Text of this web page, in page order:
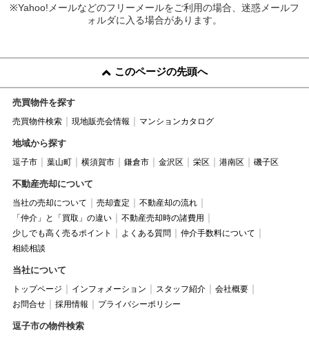
※Yahoo!メールなどのフリーメールをご利用の場合、迷惑メールフ
ォルダに入る場合があります。
このページの先頭へ
売買物件を探す
売買物件検索 現地販売会情報 マンションカタログ
地域から探す
逗子市 葉山町 横須賀市 鎌倉市 金沢区 栄区 港南区 磯子区
不動産売却について
当社の売却について 売却査定
不動産却の流れ
「仲介」と「買取」の違い
不動産売却時の諸費用
少しでも高く売るポイント
よくある質問
仲介手数料について
相続相談
当社について
トップページ インフォメーション スタッフ紹介
会社概要
お問合せ
採用情報 プライバシーポリシー
逗子市の物件検索